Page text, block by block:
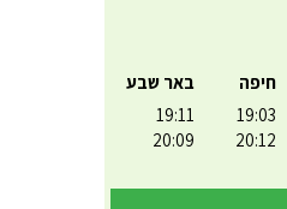
חיפה
19:03
20:12
באר שבע
19:11
20:09